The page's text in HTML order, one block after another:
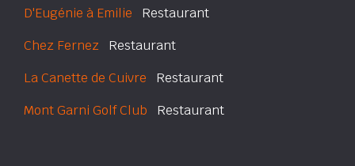
D'Eugénie à Emilie Restaurant
Chez Fernez Restaurant
La Canette de Cuivre Restaurant
Mont Garni Golf Club Restaurant